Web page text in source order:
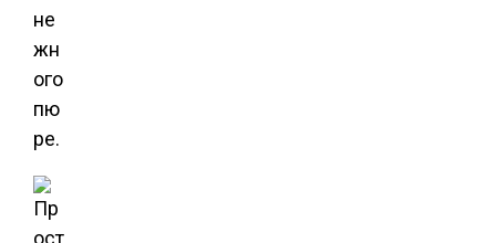
не
жн
ого
пю
ре.